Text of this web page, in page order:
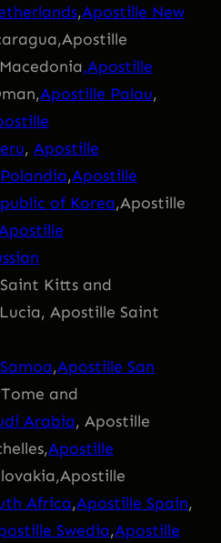
,Apostille New
,Apostille
Apostille Palau,
, Apostille
,Apostille
of Korea,Apostille
Kitts and
Apostille Saint
,Apostille San
and
Arabia, Apostille
Apostille
Africa,Apostille Spain,
Swedia,Apostille